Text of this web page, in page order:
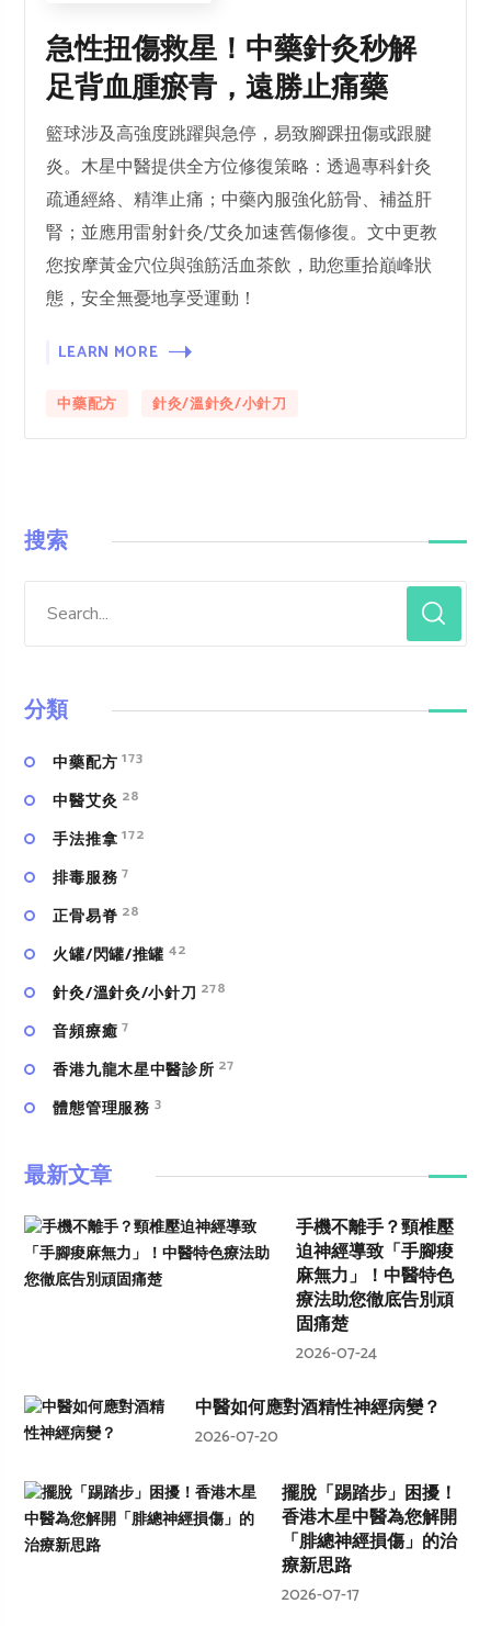
急性扭傷救星！中藥針灸秒解
足背血腫瘀青，遠勝止痛藥
籃球涉及高強度跳躍與急停，易致腳踝扭傷或跟腱
炎。木星中醫提供全方位修復策略：透過專科針灸
疏通經絡、精準止痛；中藥內服強化筋骨、補益肝
腎；並應用雷射針灸/艾灸加速舊傷修復。文中更教
您按摩黃金穴位與強筋活血茶飲，助您重拾巔峰狀
態，安全無憂地享受運動！
LEARN MORE
中藥配方 針灸/溫針灸/小針刀
搜索
分類
中藥配方 173
中醫艾灸 28
手法推拿 172
排毒服務 7
正骨易脊 28
火罐/閃罐/推罐 42
針灸/溫針灸/小針刀 278
⾳頻療癒 7
香港九龍木星中醫診所 27
體態管理服務 3
最新文章
手機不離手？頸椎壓
迫神經導致「手腳痠
麻無力」！中醫特色
療法助您徹底告別頑
固痛楚
2026-07-24
中醫如何應對酒精性神經病變？
2026-07-20
擺脫「踢踏步」困擾！
香港木星中醫為您解開
「腓總神經損傷」的治
療新思路
2026-07-17